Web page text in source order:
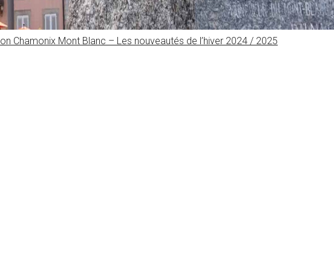
on Chamonix Mont Blanc – Les nouveautés de l’hiver 2024 / 2025